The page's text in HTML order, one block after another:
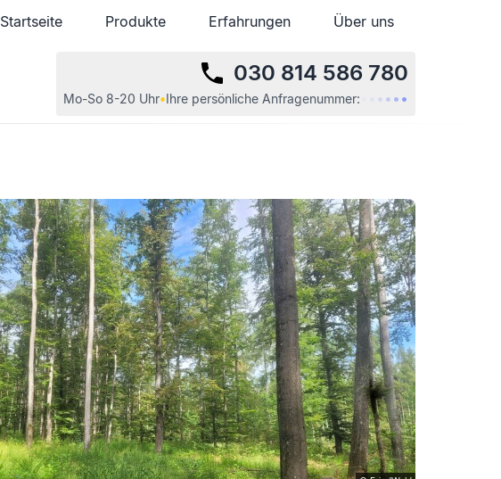
Startseite Produkte Erfahrungen Über uns
030 814 586 780
Mo-So 8-20 Uhr•Ihre persönliche Anfragenummer: • • • •
Startseite Produkte Erfahrungen Über uns